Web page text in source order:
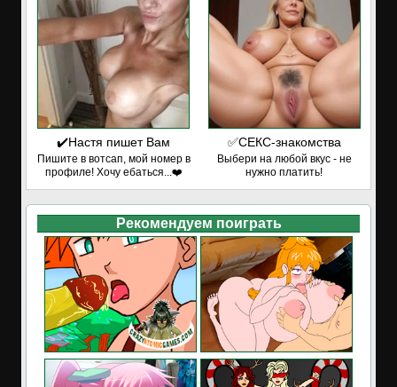
✔️Настя пишет Вам
Пишите в вотсап, мой номер в
профиле! Хочу ебаться...❤️
✅СЕКС-знакомства
Выбери на любой вкус - не
нужно платить!
Рекомендуем поиграть